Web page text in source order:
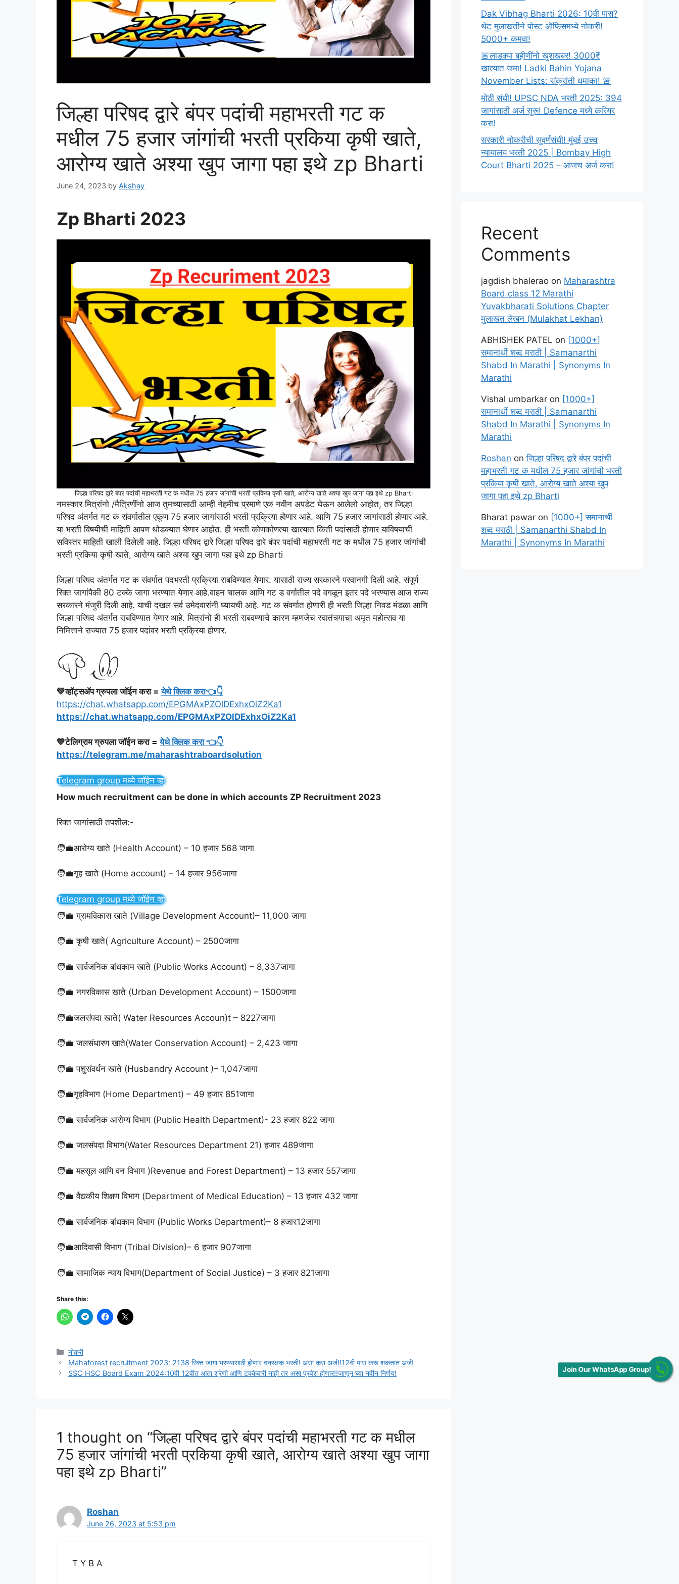
जिल्हा परिषद द्वारे बंपर पदांची महाभरती गट क
मधील 75 हजार जांगांची भरती प्रकिया कृषी खाते,
आरोग्य खाते अश्या खुप जागा पहा इथे zp Bharti
June 24, 2023 by Akshay
Zp Bharti 2023
जिल्हा परिषद द्वारे बंपर पदांची महाभरती गट क मधील 75 हजार जांगांची भरती प्रकिया कृषी खाते, आरोग्य खाते अश्या खुप जागा पहा इथे zp Bharti
नमस्कार मित्रांनो /मैत्रिणींनो आज तुमच्यासाठी आम्ही नेहमीच प्रमाणे एक नवीन अपडेट घेऊन आलेलो आहोत, तर जिल्हा
परिषद अंतर्गत गट क संवर्गातील एकूण 75 हजार जागांसाठी भरती प्रक्रिया होणार आहे. आणि 75 हजार जागांसाठी होणार आहे.
या भरती विषयीची माहिती आपण थोडक्यात घेणार आहोत. ही भरती कोणकोणत्या खात्यात किती पदांसाठी होणार याविषयाची
सविस्तर माहिती खाली दिलेली आहे. जिल्हा परिषद द्वारे जिल्हा परिषद द्वारे बंपर पदांची महाभरती गट क मधील 75 हजार जांगांची
भरती प्रकिया कृषी खाते, आरोग्य खाते अश्या खुप जागा पहा इथे zp Bharti
जिल्हा परिषद अंतर्गत गट क संवर्गात पदभरती प्रक्रिया राबविण्यात येणार. यासाठी राज्य सरकारने परवानगी दिली आहे. संपूर्ण
रिक्त जागांपैकी 80 टक्के जागा भरण्यात येणार आहे.वाहन चालक आणि गट ड वर्गातील पदे वगळून इतर पदे भरण्यास आज राज्य
सरकारने मंजुरी दिली आहे. याची दखल सर्व उमेदवारांनी घ्यायची आहे. गट क संवर्गात होणारी ही भरती जिल्हा निवड मंडळा आणि
जिल्हा परिषद अंतर्गत राबविण्यात येणार आहे. मित्रांनो ही भरती राबवण्याचे कारण म्हणजेच स्वातंत्र्याचा अमृत महोत्सव या
निमित्ताने राज्यात 75 हजार पदांवर भरती प्रक्रिया होणार.
💚व्हॉट्सॲप ग्रुपला जॉईन करा =येथे क्लिक करा👈👇
https://chat.whatsapp.com/EPGMAxPZOlDExhxOiZ2Ka1
https://chat.whatsapp.com/EPGMAxPZOlDExhxOiZ2Ka1
💙टेलिग्राम ग्रुपला जॉईन करा =येथे क्लिक करा 👈👇
https://telegram.me/maharashtraboardsolution
Telegram group मध्ये जॉईन व्हा
How much recruitment can be done in which accounts ZP Recruitment 2023
रिक्त जागांसाठी तपशील:-
🧑‍💼आरोग्य खाते (Health Account) – 10 हजार 568 जागा
🧑‍💼गृह खाते (Home account) – 14 हजार 956जागा
Telegram group मध्ये जॉईन व्हा
🧑‍💼 ग्रामविकास खाते (Village Development Account)– 11,000 जागा
🧑‍💼 कृषी खाते( Agriculture Account) – 2500जागा
🧑‍💼 सार्वजनिक बांधकाम खाते (Public Works Account) – 8,337जागा
🧑‍💼 नगरविकास खाते (Urban Development Account) – 1500जागा
🧑‍💼जलसंपदा खाते( Water Resources Accoun)t – 8227जागा
🧑‍💼 जलसंधारण खाते(Water Conservation Account) – 2,423 जागा
🧑‍💼 पशुसंवर्धन खाते (Husbandry Account )– 1,047जागा
🧑‍💼गृहविभाग (Home Department) – 49 हजार 851जागा
🧑‍💼 सार्वजनिक आरोग्य विभाग (Public Health Department)- 23 हजार 822 जागा
🧑‍💼 जलसंपदा विभाग(Water Resources Department 21) हजार 489जागा
🧑‍💼 महसूल आणि वन विभाग )Revenue and Forest Department) – 13 हजार 557जागा
🧑‍💼 वैद्यकीय शिक्षण विभाग (Department of Medical Education) – 13 हजार 432 जागा
🧑‍💼 सार्वजनिक बांधकाम विभाग (Public Works Department)– 8 हजार12जागा
🧑‍💼आदिवासी विभाग (Tribal Division)– 6 हजार 907जागा
🧑‍💼 सामाजिक न्याय विभाग(Department of Social Justice) – 3 हजार 821जागा
Share this:
Categories
नोकरी
Mahaforest recruitment 2023: 2138 रिक्त जागा भरण्यासाठी होणार वनरक्षक भरती! असा करा अर्ज!!12वी पास करू शकतात अर्ज!
SSC HSC Board Exam 2024:10वी 12वीत आता श्रेणी आणि टक्केवारी नाही तर असा प्रवेश होणार!!जाणून घ्या नवीन निर्णय!
1 thought on “जिल्हा परिषद द्वारे बंपर पदांची महाभरती गट क मधील
75 हजार जांगांची भरती प्रकिया कृषी खाते, आरोग्य खाते अश्या खुप जागा
पहा इथे zp Bharti”
Roshan
June 26, 2023 at 5:53 pm
T Y B A
Dak Vibhag Bharti 2026: 10वी पास?
थेट मुलाखतीने पोस्ट ऑफिसमध्ये नोकरी!
5000+ कमवा!
🚨लाडक्या बहीणींनो खुशखबर! 3000₹
खात्यात जमा! Ladki Bahin Yojana
November Lists: संक्रांती धमाका! 🚨
मोठी संधी! UPSC NDA भरती 2025: 394
जागांसाठी अर्ज सुरू! Defence मध्ये करियर
करा!
सरकारी नोकरीची सुवर्णसंधी! मुंबई उच्च
न्यायालय भरती 2025 | Bombay High
Court Bharti 2025 – आजच अर्ज करा!
Recent
Comments
jagdish bhalerao on Maharashtra
Board class 12 Marathi
Yuvakbharati Solutions Chapter
मुलाखत लेखन (Mulakhat Lekhan)
ABHISHEK PATEL on [1000+]
समानार्थी शब्द मराठी | Samanarthi
Shabd In Marathi | Synonyms In
Marathi
Vishal umbarkar on [1000+]
समानार्थी शब्द मराठी | Samanarthi
Shabd In Marathi | Synonyms In
Marathi
Roshan onजिल्हा परिषद द्वारे बंपर पदांची
महाभरती गट क मधील 75 हजार जांगांची भरती
प्रकिया कृषी खाते, आरोग्य खाते अश्या खुप
जागा पहा इथे zp Bharti
Bharat pawar on [1000+] समानार्थी
शब्द मराठी | Samanarthi Shabd In
Marathi | Synonyms In Marathi
Join Our WhatsApp Group!